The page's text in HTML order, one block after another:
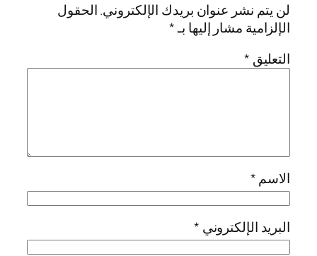
لن يتم نشر عنوان بريدك الإلكتروني.الحقول
الإلزامية مشار إليها بـ*
التعليق *
الاسم*
البريد الإلكتروني *